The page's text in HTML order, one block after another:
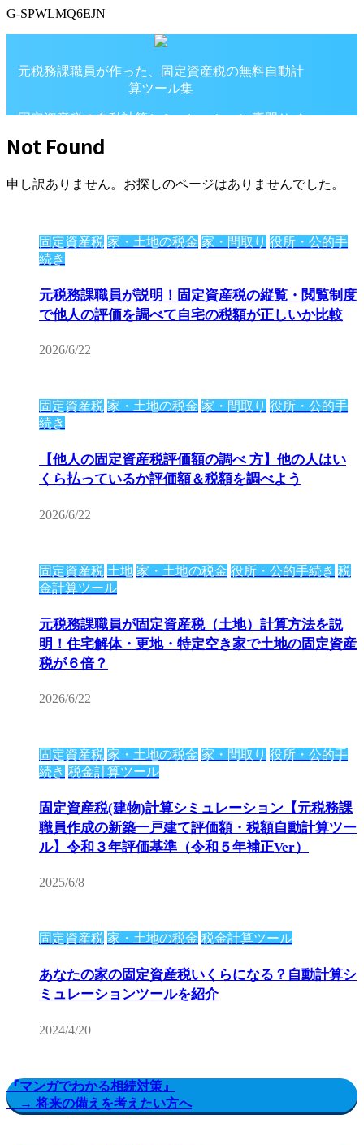
G-SPWLMQ6EJN
元税務課職員が作った、固定資産税の無料自動計
算ツール集
固定資産税の自動計算シミュレーション専門サイ
Not Found
申し訳ありません。お探しのページはありませんでした。
固定資産税 家・土地の税金 家・間取り 役所・公的手
続き
元税務課職員が説明！固定資産税の縦覧・閲覧制度
で他人の評価を調べて自宅の税額が正しいか比較
2026/6/22
固定資産税 家・土地の税金 家・間取り 役所・公的手
続き
【他人の固定資産税評価額の調べ 方】他の人はい
くら払っているか評価額＆税額を調べよう
2026/6/22
固定資産税 土地 家・土地の税金 役所・公的手続き 税
金計算ツール
元税務課職員が固定資産税（土地）計算方法を説
明！住宅解体・更地・特定空き家で土地の固定資産
税が６倍？
2026/6/22
固定資産税 家・土地の税金 家・間取り 役所・公的手
続き 税金計算ツール
固定資産税(建物)計算シミュレーション【元税務課
職員作成の新築一戸建て評価額・税額自動計算ツー
ル】令和３年評価基準（令和５年補正Ver）
2025/6/8
固定資産税 家・土地の税金 税金計算ツール
あなたの家の固定資産税いくらになる？自動計算シ
ミュレーションツールを紹介
2024/4/20
『マンガでわかる相続対策』
→ 将来の備えを考えたい方へ